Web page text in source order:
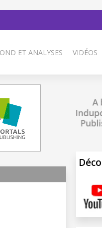
ET ANALYSES VIDÉOS